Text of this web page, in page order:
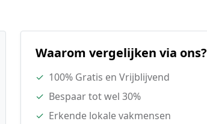
Waarom vergelijken via ons?
✓ 100% Gratis en Vrijblijvend
✓ Bespaar tot wel 30%
✓ Erkende lokale vakmensen